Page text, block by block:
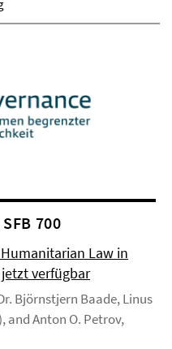
700
Law in
verfügbar
Björnstjern Baade, Linus
and Anton O. Petrov,